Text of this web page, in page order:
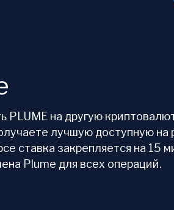
PLUME на другую
лучшую доступную на
ставка закрепляется на
Plume для всех операций.